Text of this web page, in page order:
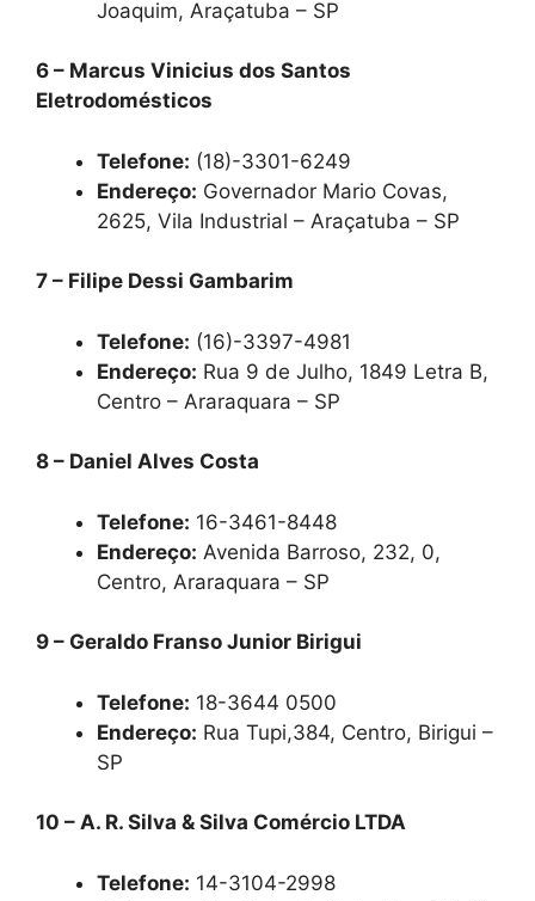
Joaquim, Araçatuba – SP
6 – Marcus Vinicius dos Santos
Eletrodomésticos
Telefone: (18)-3301-6249
Endereço: Governador Mario Covas,
2625, Vila Industrial – Araçatuba – SP
7 – Filipe Dessi Gambarim
Telefone: (16)-3397-4981
Endereço: Rua 9 de Julho, 1849 Letra B,
Centro – Araraquara – SP
8 – Daniel Alves Costa
Telefone: 16-3461-8448
Endereço: Avenida Barroso, 232, 0,
Centro, Araraquara – SP
9 – Geraldo Franso Junior Birigui
Telefone: 18-3644 0500
Endereço: Rua Tupi,384, Centro, Birigui –
SP
10 – A. R. Silva & Silva Comércio LTDA
Telefone: 14-3104-2998